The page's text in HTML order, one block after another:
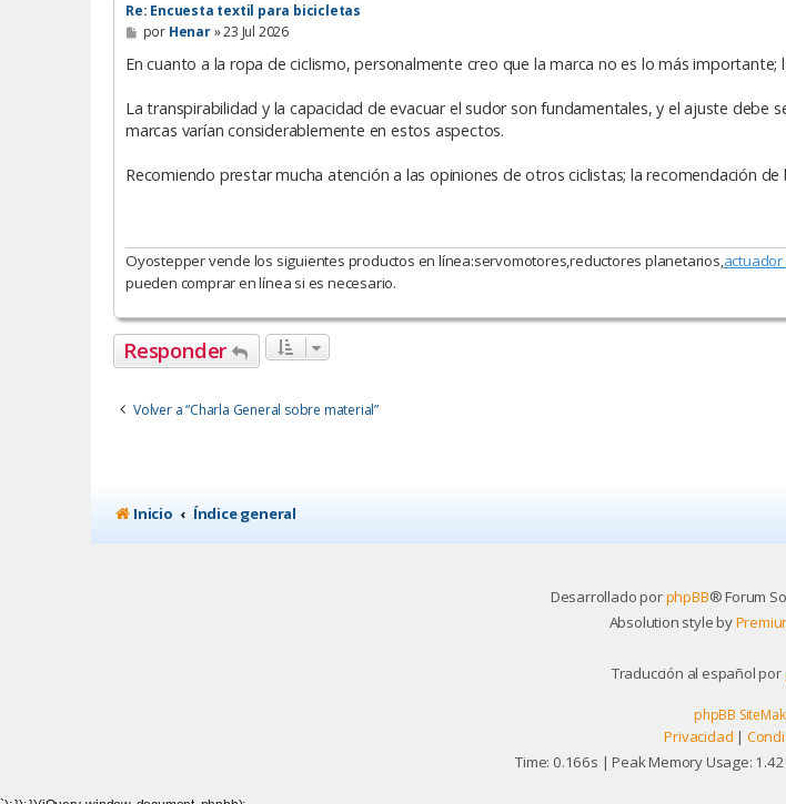
Re: Encuesta textil para bicicletas
M
e
n
j
e
por Henar»23 Jul 2026
En cuanto a la ropa de ciclismo, personalmente creo que la marca no es lo más importante;
La transpirabilidad y la capacidad de evacuar el sudor son fundamentales, y el ajuste debe
marcas varían considerablemente en estos aspectos.
Recomiendo prestar mucha atención a las opiniones de otros ciclistas; la recomendación de
Oyostepper vende los siguientes productos en línea:servomotores,reductores planetarios,actuador
pueden comprar en línea si es necesario.
Responder
Volver a “Charla General sobre material”
Inicio Índice general
Desarrollado porphpBB® Forum
Absolution style by
Traducción al español por
phpBB
Privacidad |
Time: 0.166s | Peak Memory Usage: